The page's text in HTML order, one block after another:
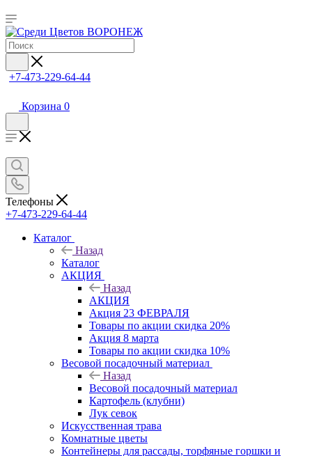
+7-473-229-64-44
Корзина 0
Телефоны
+7-473-229-64-44
Каталог
Назад
Каталог
АКЦИЯ
Назад
АКЦИЯ
Акция 23 ФЕВРАЛЯ
Товары по акции скидка 20%
Акция 8 марта
Товары по акции скидка 10%
Весовой посадочный материал
Назад
Весовой посадочный материал
Картофель (клубни)
Лук севок
Искусственная трава
Комнатные цветы
Контейнеры для рассады, торфяные горшки и